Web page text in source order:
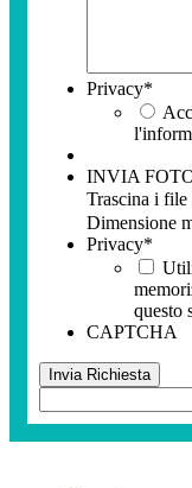
Privacy*
INVIA
Trascina i
Dimensione
Privacy*
questo
CAPTCHA